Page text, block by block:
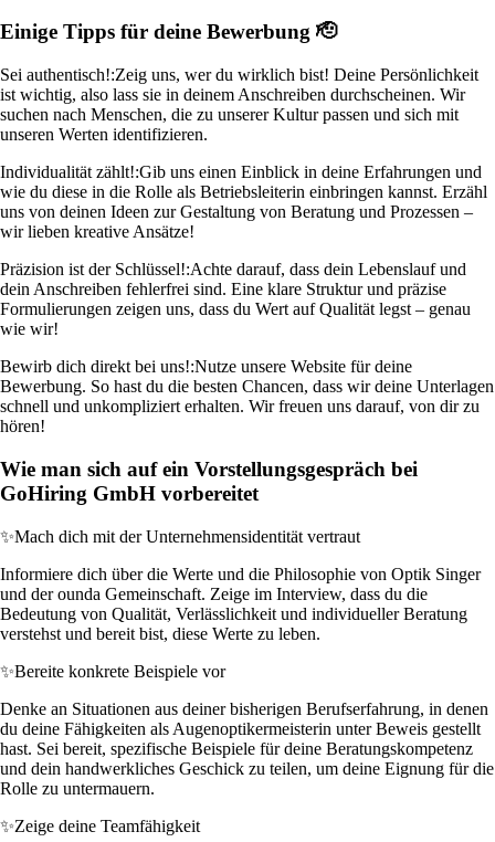
Einige Tipps für deine Bewerbung 🫡
Sei authentisch!:Zeig uns, wer du wirklich bist! Deine Persönlichkeit
ist wichtig, also lass sie in deinem Anschreiben durchscheinen. Wir
suchen nach Menschen, die zu unserer Kultur passen und sich mit
unseren Werten identifizieren.
Individualität zählt!:Gib uns einen Einblick in deine Erfahrungen und
wie du diese in die Rolle als Betriebsleiterin einbringen kannst. Erzähl
uns von deinen Ideen zur Gestaltung von Beratung und Prozessen –
wir lieben kreative Ansätze!
Präzision ist der Schlüssel!:Achte darauf, dass dein Lebenslauf und
dein Anschreiben fehlerfrei sind. Eine klare Struktur und präzise
Formulierungen zeigen uns, dass du Wert auf Qualität legst – genau
wie wir!
Bewirb dich direkt bei uns!:Nutze unsere Website für deine
Bewerbung. So hast du die besten Chancen, dass wir deine Unterlagen
schnell und unkompliziert erhalten. Wir freuen uns darauf, von dir zu
hören!
Wie man sich auf ein Vorstellungsgespräch bei
GoHiring GmbH vorbereitet
✨Mach dich mit der Unternehmensidentität vertraut
Informiere dich über die Werte und die Philosophie von Optik Singer
und der ounda Gemeinschaft. Zeige im Interview, dass du die
Bedeutung von Qualität, Verlässlichkeit und individueller Beratung
verstehst und bereit bist, diese Werte zu leben.
✨Bereite konkrete Beispiele vor
Denke an Situationen aus deiner bisherigen Berufserfahrung, in denen
du deine Fähigkeiten als Augenoptikermeisterin unter Beweis gestellt
hast. Sei bereit, spezifische Beispiele für deine Beratungskompetenz
und dein handwerkliches Geschick zu teilen, um deine Eignung für die
Rolle zu untermauern.
✨Zeige deine Teamfähigkeit